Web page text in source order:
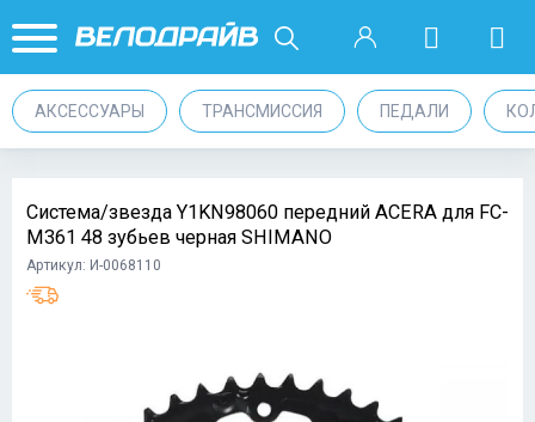
АКСЕССУАРЫ ТРАНСМИССИЯ ПЕДАЛИ
Система/звезда Y1KN98060 передний ACERA для FC-
M361 48 зубьев черная SHIMANO
Артикул: И-0068110